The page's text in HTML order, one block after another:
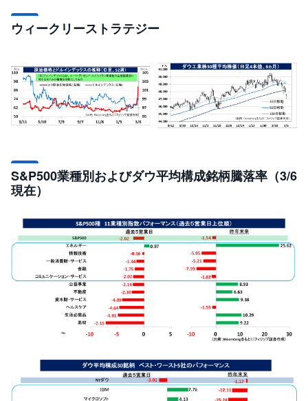
テ
・
ン
)
S
BI
ロ
ボ
ア
(
R
O
R
ウィークリーストラテジー
S&P500業種別およびダウ平均構成銘柄騰落率（3/6
現在）